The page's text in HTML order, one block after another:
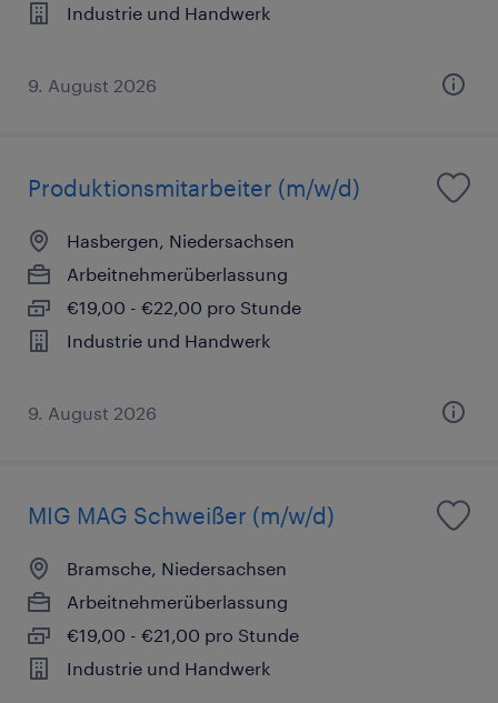
Industrie und Handwerk
9. August 2026
Produktionsmitarbeiter (m/w/d)
Hasbergen, Niedersachsen
Arbeitnehmerüberlassung
€19,00 - €22,00 pro Stunde
Industrie und Handwerk
9. August 2026
MIG MAG Schweißer (m/w/d)
Bramsche, Niedersachsen
Arbeitnehmerüberlassung
€19,00 - €21,00 pro Stunde
Industrie und Handwerk